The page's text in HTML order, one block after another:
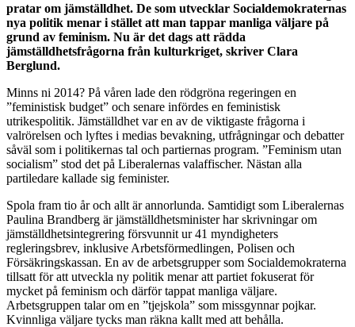
pratar om jämställdhet. De som utvecklar Socialdemokraternas
nya politik menar i stället att man tappar manliga väljare på
grund av feminism. Nu är det dags att rädda
jämställdhetsfrågorna från kulturkriget, skriver Clara
Berglund.
Minns ni 2014? På våren lade den rödgröna regeringen en
”feministisk budget” och senare infördes en feministisk
utrikespolitik. Jämställdhet var en av de viktigaste frågorna i
valrörelsen och lyftes i medias bevakning, utfrågningar och debatter
såväl som i politikernas tal och partiernas program. ”Feminism utan
socialism” stod det på Liberalernas valaffischer. Nästan alla
partiledare kallade sig feminister.
Spola fram tio år och allt är annorlunda. Samtidigt som Liberalernas
Paulina Brandberg är jämställdhetsminister har skrivningar om
jämställdhetsintegrering försvunnit ur 41 myndigheters
regleringsbrev, inklusive Arbetsförmedlingen, Polisen och
Försäkringskassan. En av de arbetsgrupper som Socialdemokraterna
tillsatt för att utveckla ny politik menar att partiet fokuserat för
mycket på feminism och därför tappat manliga väljare.
Arbetsgruppen talar om en ”tjejskola” som missgynnar pojkar.
Kvinnliga väljare tycks man räkna kallt med att behålla.